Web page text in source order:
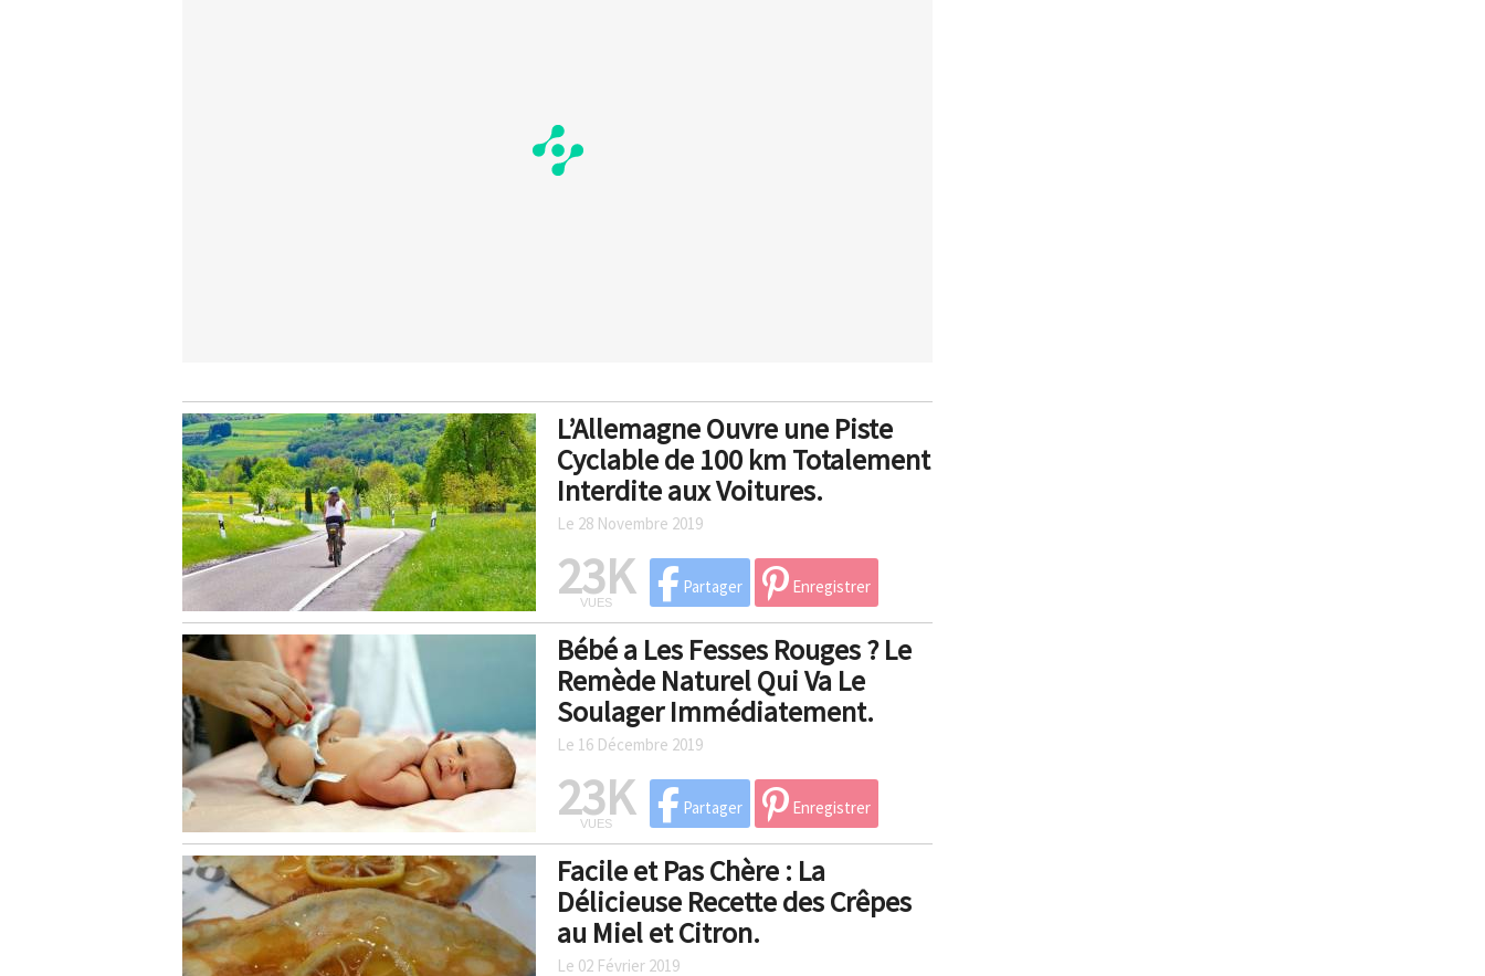
L’Allemagne Ouvre une Piste
Cyclable de 100 km Totalement
Interdite aux Voitures.
Le 28 Novembre 2019
23K
VUES
Partager Enregistrer
Bébé a Les Fesses Rouges ? Le
Remède Naturel Qui Va Le
Soulager Immédiatement.
Le 16 Décembre 2019
23K
VUES
Partager Enregistrer
Facile et Pas Chère : La
Délicieuse Recette des Crêpes
au Miel et Citron.
Le 02 Février 2019